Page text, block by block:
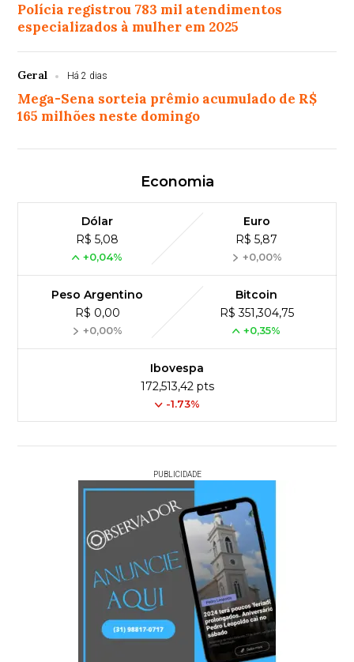
Polícia registrou 783 mil atendimentos
especializados à mulher em 2025
Geral Há 2 dias
Mega-Sena sorteia prêmio acumulado de R$
165 milhões neste domingo
Economia
Dólar
R$ 5,08
+0,04%
Euro
R$ 5,87
+0,00%
Peso Argentino
R$ 0,00
+0,00%
Bitcoin
R$ 351,304,75
+0,35%
Ibovespa
172,513,42 pts
-1.73%
PUBLICIDADE